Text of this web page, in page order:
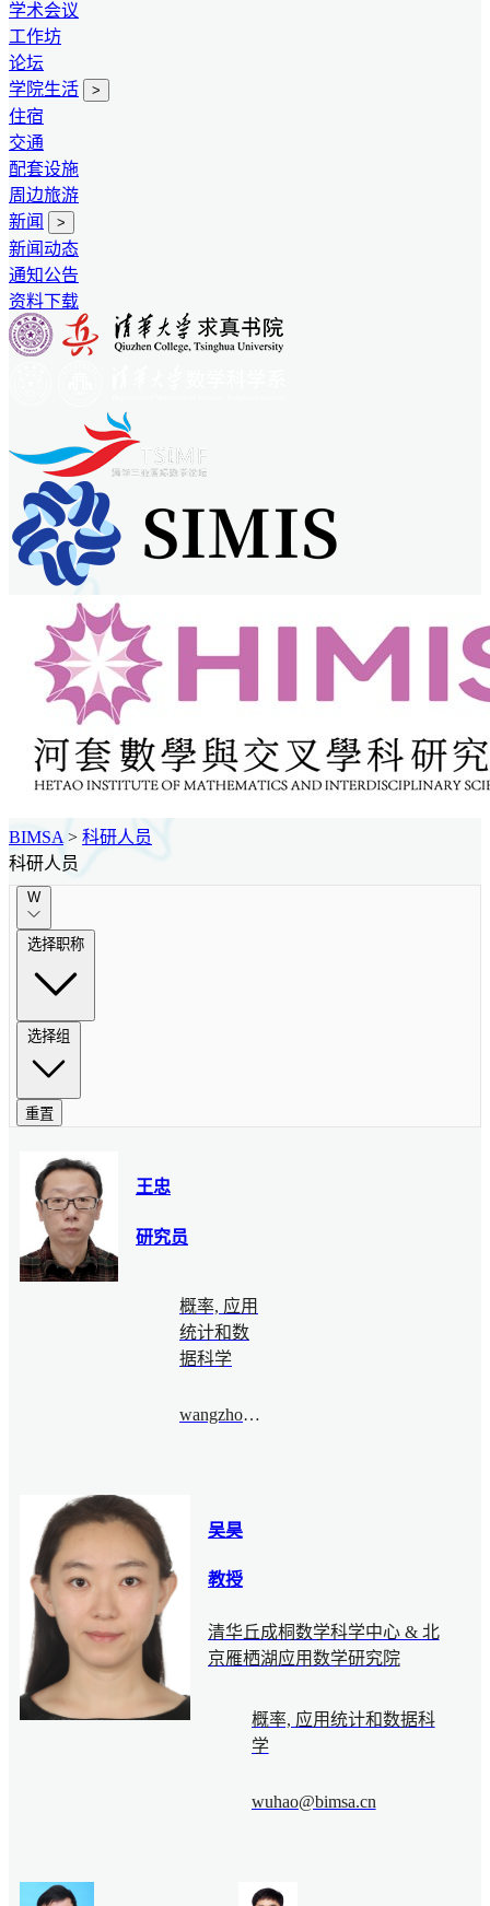
学术会议
工作坊
论坛
学院生活
>
住宿
交通
配套设施
周边旅游
新闻
>
新闻动态
通知公告
资料下载
BIMSA > 科研人员
科研人员
W
选择职称
选择组
重置
王忠
研究员
概率, 应用
统计和数
据科学
wangzhong@bimsa.cn
吴昊
教授
清华丘成桐数学科学中心 & 北
京雁栖湖应用数学研究院
概率, 应用统计和数据科
学
wuhao@bimsa.cn